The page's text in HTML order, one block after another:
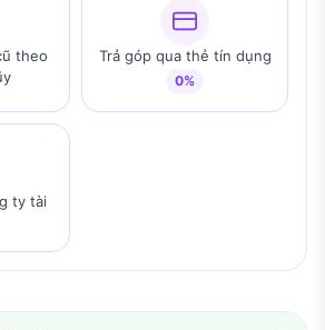
theo
Trả góp qua thẻ tín dụng
0%
ty tài